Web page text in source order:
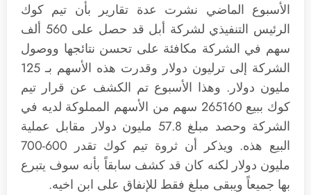
الأسبوع الماضي نشرت عدة تقارير بأن تيم كوك
الرئيس التنفيذي لشركة أبل قد حصل على 560 ألف
سهم في الشركة مكافئة على تحسن نتائجها ووصول
الشركة إلى ترليون دولار وقدرت هذه الأسهم بـ 125
مليون دولار. وهذا الأسبوع تم الكشف عن قرار تيم
كوك ببيع 265160 سهم من الأسهم المملوكة لديه في
الشركة وحصد مبلغ 57.8 مليون دولار مقابل عملية
البيع هذه. ويذكر أن ثروة تيم كوك تقدر 600-700
مليون دولار لكنه كان قد كشف سابقاً بأنه سوف يتبرع
بها جميعاً ويبقى مبلغ فقط للإنفاق على ابن اخيه.